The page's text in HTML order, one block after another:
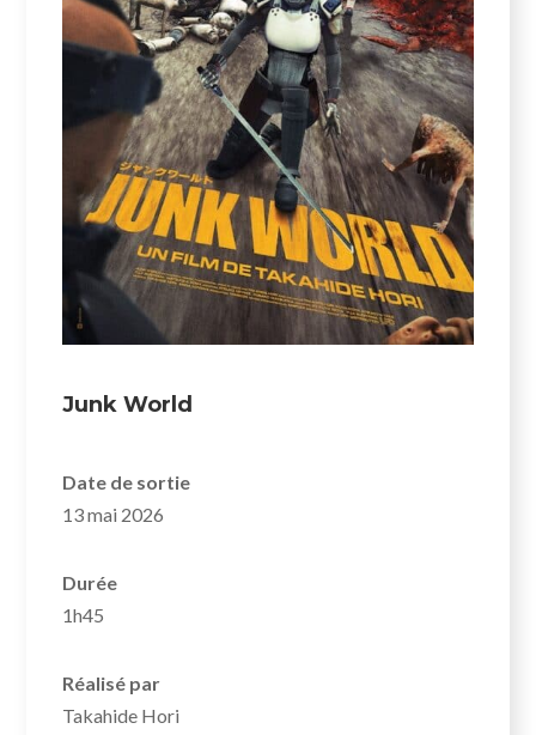
Junk World
Date de sortie
13 mai 2026
Durée
1h45
Réalisé par
Takahide Hori